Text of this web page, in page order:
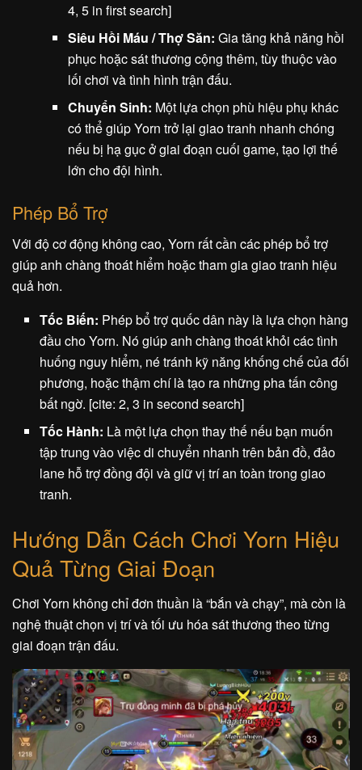
4, 5 in first search]
Siêu Hồi Máu / Thợ Săn: Gia tăng khả năng hồi
phục hoặc sát thương cộng thêm, tùy thuộc vào
lối chơi và tình hình trận đấu.
Chuyển Sinh: Một lựa chọn phù hiệu phụ khác
có thể giúp Yorn trở lại giao tranh nhanh chóng
nếu bị hạ gục ở giai đoạn cuối game, tạo lợi thế
lớn cho đội hình.
Phép Bổ Trợ
Với độ cơ động không cao, Yorn rất cần các phép bổ trợ
giúp anh chàng thoát hiểm hoặc tham gia giao tranh hiệu
quả hơn.
Tốc Biến: Phép bổ trợ quốc dân này là lựa chọn hàng
đầu cho Yorn. Nó giúp anh chàng thoát khỏi các tình
huống nguy hiểm, né tránh kỹ năng khống chế của đối
phương, hoặc thậm chí là tạo ra những pha tấn công
bất ngờ. [cite: 2, 3 in second search]
Tốc Hành: Là một lựa chọn thay thế nếu bạn muốn
tập trung vào việc di chuyển nhanh trên bản đồ, đảo
lane hỗ trợ đồng đội và giữ vị trí an toàn trong giao
tranh.
Hướng Dẫn Cách Chơi Yorn Hiệu
Quả Từng Giai Đoạn
Chơi Yorn không chỉ đơn thuần là “bắn và chạy”, mà còn là
nghệ thuật chọn vị trí và tối ưu hóa sát thương theo từng
giai đoạn trận đấu.